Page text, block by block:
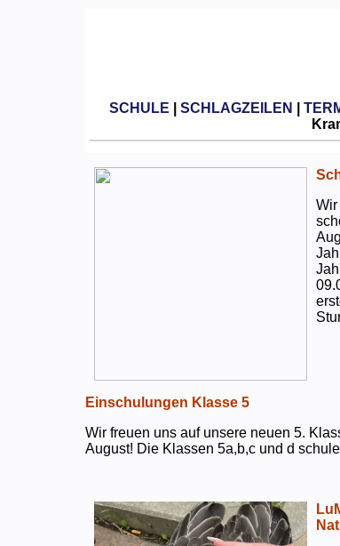
SCHULE SCHLAGZEILEN
Einschulungen Klasse 5
Wir freuen uns auf unsere neuen 5.
August! Die Klassen 5a,b,c und d